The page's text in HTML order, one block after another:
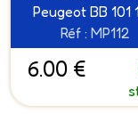
Peugeot BB 101
Réf : MP112
6.00 €